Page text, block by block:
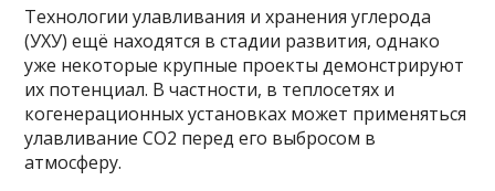
Технологии улавливания и хранения углерода
(УХУ) ещё находятся в стадии развития, однако
уже некоторые крупные проекты демонстрируют
их потенциал. В частности, в теплосетях и
когенерационных установках может применяться
улавливание CO2 перед его выбросом в
атмосферу.